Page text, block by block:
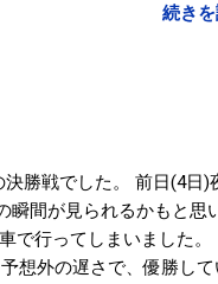
) 17:00まで 新年は1月3日
ングコース』 実施中！
続き
勝戦でした。 前日(4日)
瞬間が見られるかもと思
で行ってしまいました。
想外の遅さで、優勝して